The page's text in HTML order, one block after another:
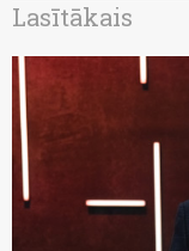
Lasītākais